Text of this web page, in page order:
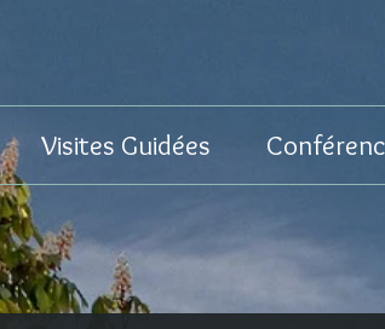
Visites Guidées